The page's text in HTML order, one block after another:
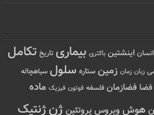
انسان اینشتین باکتری بیماری تاریخ تکامل
زبان زمان زمین ستاره سلول سیاهچاله
فضا فضازمان فلسفه فوتون فیزیک ماده
هوش ویروس پروتئین ژنژنتیک